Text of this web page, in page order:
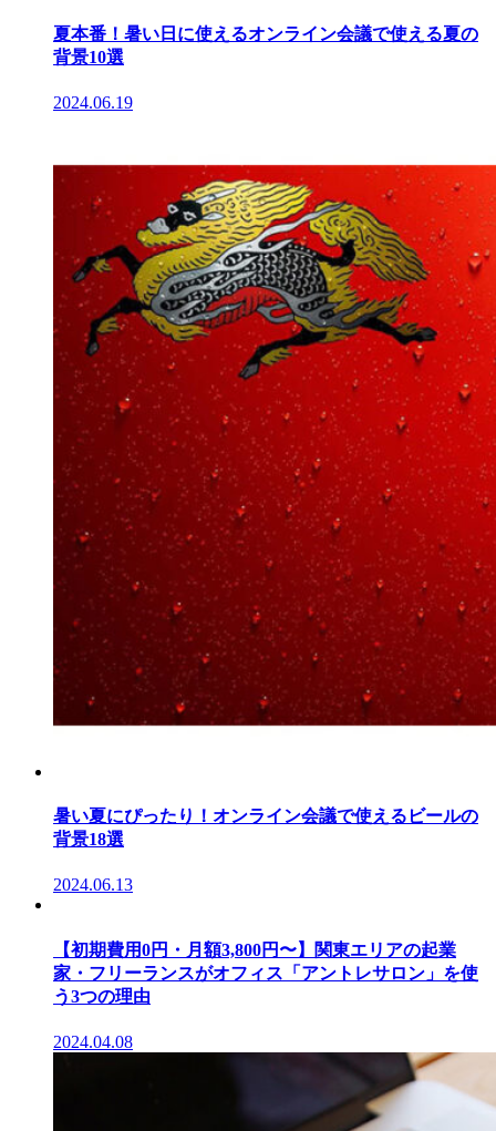
夏本番！暑い日に使えるオンライン会議で使える夏の
背景10選
2024.06.19
暑い夏にぴったり！オンライン会議で使えるビールの
背景18選
2024.06.13
【初期費用0円・月額3,800円〜】関東エリアの起業
家・フリーランスがオフィス「アントレサロン」を使
う3つの理由
2024.04.08